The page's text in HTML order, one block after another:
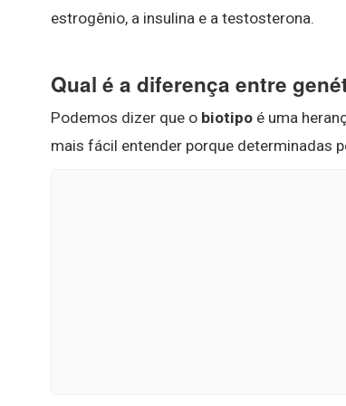
estrogênio, a insulina e a testosterona.
Qual é a diferença entre
Podemos dizer que o biotipo é uma
mais fácil entender porque determinadas